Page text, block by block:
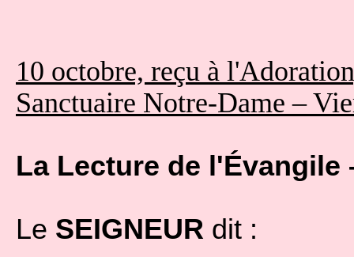
10 octobre, reçu à
Sanctuaire Notre-Dame –
La Lecture de l'Évangile
Le SEIGNEUR dit :